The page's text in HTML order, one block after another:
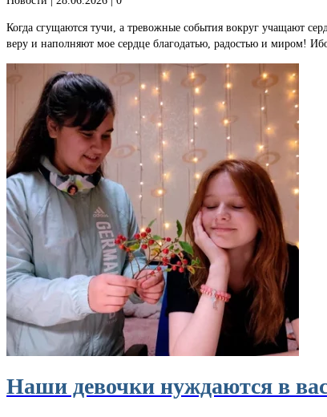
Когда сгущаются тучи, а тревожные события вокруг учащают
веру и наполняют мое сердце благодатью, радостью и миром!
Наши девочки нуждаются в